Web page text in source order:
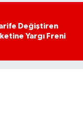
Değiştiren
Yargı Freni